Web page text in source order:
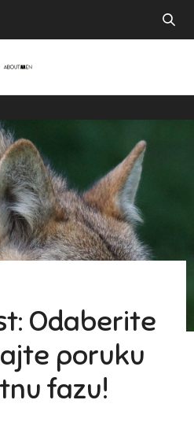
Odaberite
poruku
fazu!